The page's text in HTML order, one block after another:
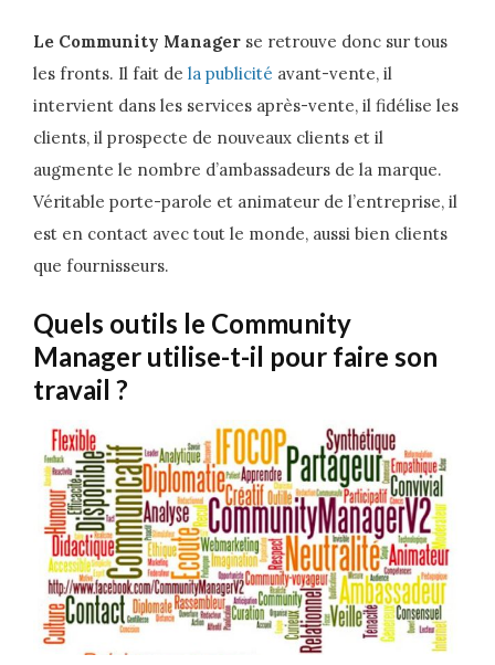
Le Community Manager se retrouve donc sur tous
les fronts. Il fait de la publicité avant-vente, il
intervient dans les services après-vente, il fidélise les
clients, il prospecte de nouveaux clients et il
augmente le nombre d’ambassadeurs de la marque.
Véritable porte-parole et animateur de l’entreprise, il
est en contact avec tout le monde, aussi bien clients
que fournisseurs.
Quels outils le Community
Manager utilise-t-il pour faire son
travail ?